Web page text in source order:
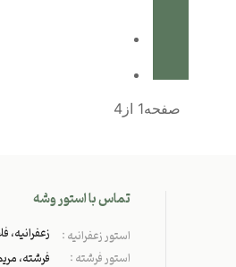
صفحه1 از4
تماس با استور وشه
استور زعفرانیه : زعفرانیه،
استور فرشته :
فرشته،